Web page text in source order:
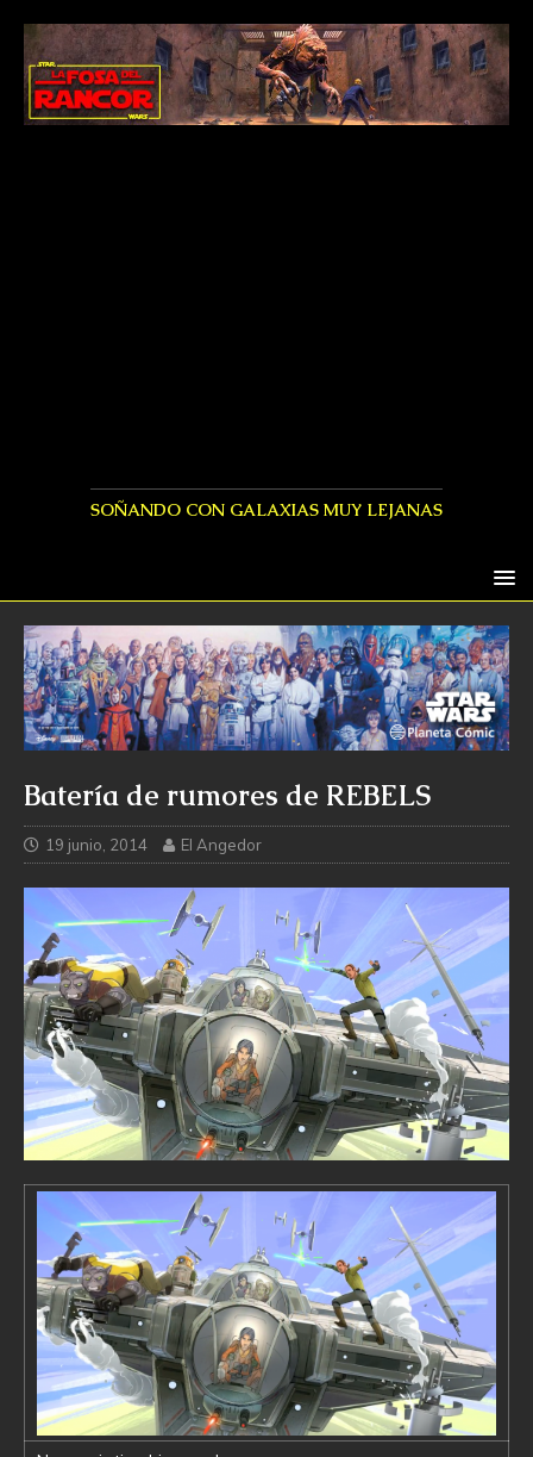
SOÑANDO CON GALAXIAS MUY LEJANAS
Batería de rumores de REBELS
19 junio, 2014 El Angedor